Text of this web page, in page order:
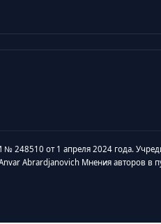
№ 248510 от 1 апреля 2024 года.
Abrardjanovich Мнения авторов в